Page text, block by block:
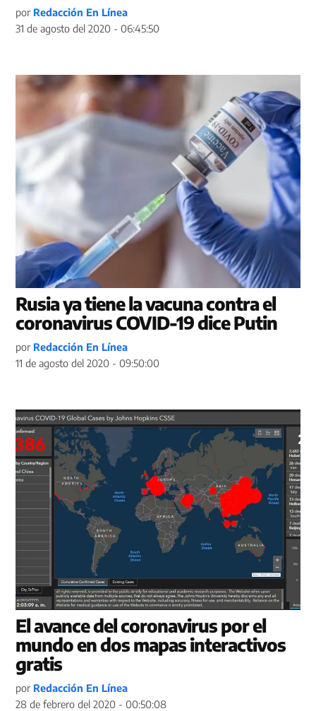
por Redacción En Línea
31 de agosto del 2020 - 06:45:50
Rusia ya tiene la vacuna contra el
coronavirus COVID-19 dice Putin
por Redacción En Línea
11 de agosto del 2020 - 09:50:00
El avance del coronavirus por el
mundo en dos mapas interactivos
gratis
por Redacción En Línea
28 de febrero del 2020 - 00:50:08